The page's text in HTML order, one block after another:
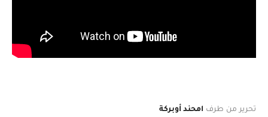
تحرير من طرف امحند أوبركة